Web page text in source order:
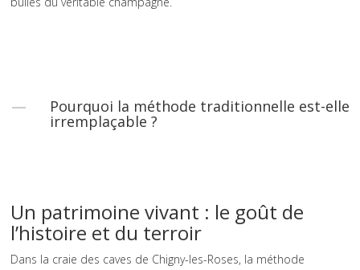
Pourquoi la méthode traditionnelle est-elle
irremplaçable ?
Un patrimoine vivant : le goût de
l’histoire et du terroir
Dans la craie des caves de Chigny-les-Roses, la méthode